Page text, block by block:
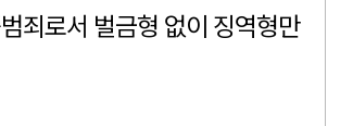
죄로서 벌금형 없이 징역형만